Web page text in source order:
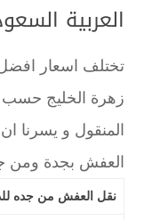
العربية
تختلف اسعار
زهرة الخليج
المنقول و يسرنا
العفش بجدة ومن
نقل العفش من جده